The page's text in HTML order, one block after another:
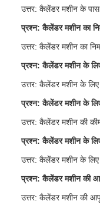
उत्तर: कैलेंडर मशीन के
प्रश्न: कैलेंडर मशीन का
उत्तर: कैलेंडर मशीन का
प्रश्न: कैलेंडर मशीन के
उत्तर: कैलेंडर मशीन के
प्रश्न: कैलेंडर मशीन के
उत्तर: कैलेंडर मशीन की
प्रश्न: कैलेंडर मशीन के
उत्तर: कैलेंडर मशीन के
प्रश्न: कैलेंडर मशीन की
उत्तर: कैलेंडर मशीन की